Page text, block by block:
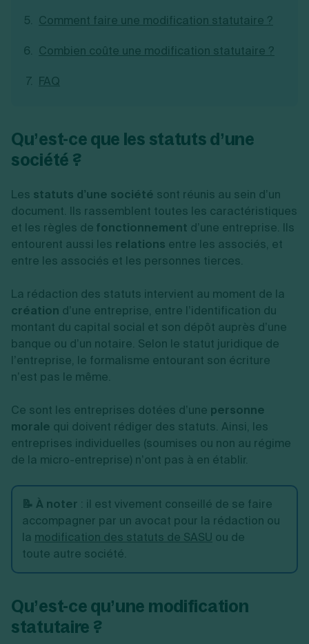
Découvrez notre cabinet d'expertise
Création d'association
Ouverture compte pro
Comment faire une modification statutaire ?
Combien coûte une modification statutaire ?
FAQ
Qu’est-ce que les statuts d’une
société ?
Les statuts d’une société sont réunis au sein d’un
document. Ils rassemblent toutes les caractéristiques
et les règles de fonctionnement d’une entreprise. Ils
entourent aussi les relations entre les associés, et
entre les associés et les personnes tierces.
La rédaction des statuts intervient au moment de la
création d’une entreprise, entre l’identification du
montant du capital social et son dépôt auprès d’une
banque ou d’un notaire. Selon le statut juridique de
l’entreprise, le formalisme entourant son écriture
n’est pas le même.
Ce sont les entreprises dotées d’une personne
morale qui doivent rédiger des statuts. Ainsi, les
entreprises individuelles (soumises ou non au régime
de la micro-entreprise) n’ont pas à en établir.
📝 À noter : il est vivement conseillé de se faire
accompagner par un avocat pour la rédaction ou
la modification des statuts de SASU ou de
toute autre société.
Qu’est-ce qu’une modification
statutaire ?